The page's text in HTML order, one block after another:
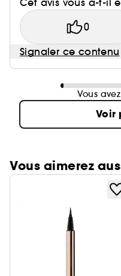
Cet avis vous a-t-il
0
Signaler ce contenu
Vous
Voir
Vous aimerez